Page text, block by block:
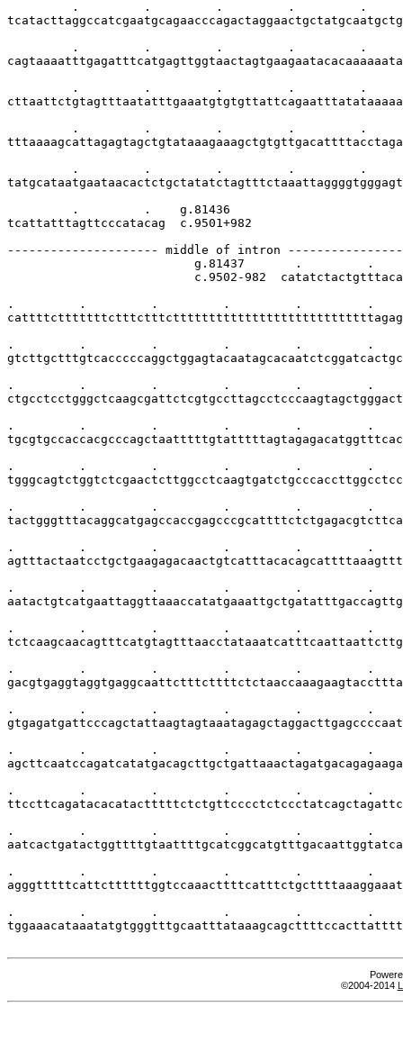
.         .         .         .         .
.         .         .         .         .
.         .         .         .         .
.         .         .         .         .
.         .         .         .         .
         .         .    g.81436
tcattatttagttcccatacag  c.9501+982
--------------------- middle of intron
g.81437       .         .
c.9502-982
.         .         .         .         .         .
.         .         .         .         .         .
.         .         .         .         .         .
.         .         .         .         .         .
.         .         .         .         .         .
.         .         .         .         .         .
.         .         .         .         .         .
.         .         .         .         .         .
.         .         .         .         .         .
.         .         .         .         .         .
.         .         .         .         .         .
.         .         .         .         .         .
.         .         .         .         .         .
.         .         .         .         .         .
.         .         .         .         .         .
.         .         .         .         .         .
©2004-2014